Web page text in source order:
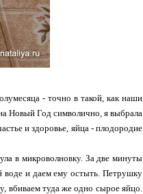
- точно в такой, как наши
Новый Год символично, я выбрала
и здоровье, яйца - плодородие
в микроволновку. За две минуты
воде и даем ему остыть. Петрушку
вбиваем туда же одно сырое яйцо.